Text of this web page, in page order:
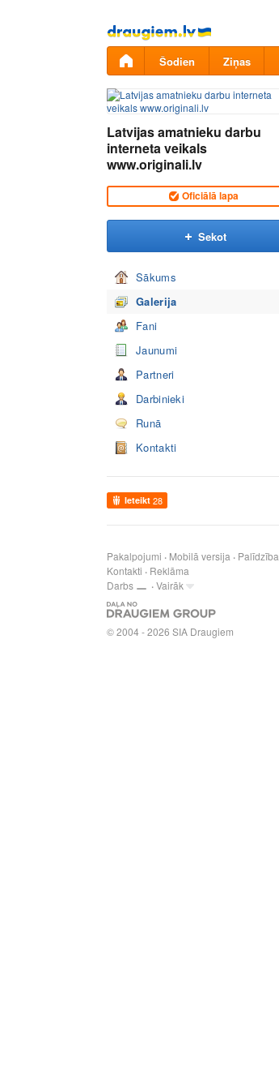
Pāriet
uz
saturu
Šodien Ziņas
Latvijas amatnieku darbu
interneta veikals
www.originali.lv
Oficiālā lapa
Sekot
Sākums
Galerija
Fani
Jaunumi
Partneri
Darbinieki
Runā
Kontakti
Ieteikt 28
Pakalpojumi Mobilā versija
Palīdzība
Kontakti
Reklāma
Darbs
Vairāk
© 2004 - 2026 SIA Draugiem